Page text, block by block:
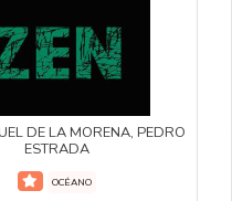
DE LA MORENA, PEDRO
ESTRADA
OCÉANO